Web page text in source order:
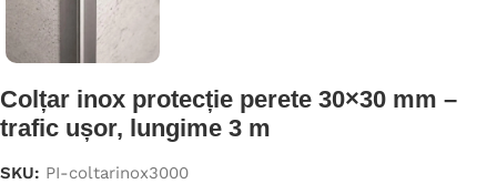
Colțar inox protecție perete 30×30 mm –
trafic ușor, lungime 3 m
SKU: PI-coltarinox3000